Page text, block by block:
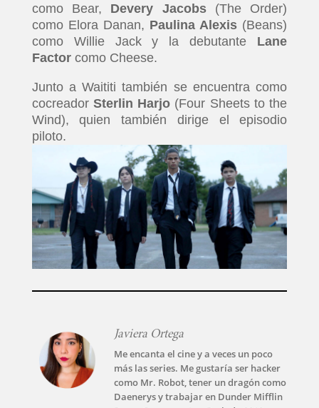
como Bear, Devery Jacobs (The Order)
como Elora Danan, Paulina Alexis (Beans)
como Willie Jack y la debutante Lane
Factorcomo Cheese.
Junto a Waititi también se encuentra como
cocreadorSterlin Harjo (Four Sheets to the
Wind), quien también dirige el episodio
piloto.
Javiera Ortega
Me encanta el cine y a veces un poco
más las series. Me gustaría ser hacker
como Mr. Robot, tener un dragón como
Daenerys y trabajar en Dunder Mifflin